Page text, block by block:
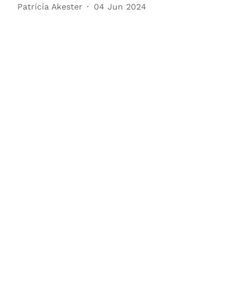
Patrícia Akester 04 Jun 2024